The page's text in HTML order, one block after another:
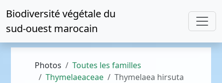
Biodiversité végétale du
sud-ouest marocain
Photos
Toutes les familles
Thymelaeaceae
Thymelaea hirsuta